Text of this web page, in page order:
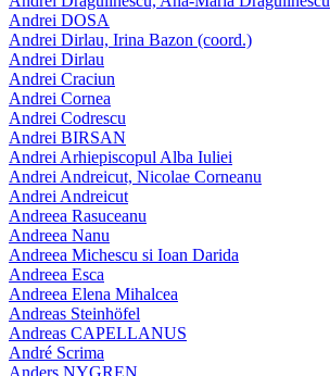
Andrei DOSA
Andrei Dirlau, Irina Bazon (coord.)
Andrei Dirlau
Andrei Craciun
Andrei Cornea
Andrei Codrescu
Andrei BIRSAN
Andrei Arhiepiscopul Alba Iuliei
Andrei Andreicut, Nicolae Corneanu
Andrei Andreicut
Andreea Rasuceanu
Andreea Nanu
Andreea Michescu si Ioan Darida
Andreea Esca
Andreea Elena Mihalcea
Andreas Steinhöfel
Andreas CAPELLANUS
André Scrima
Anders NYGREN